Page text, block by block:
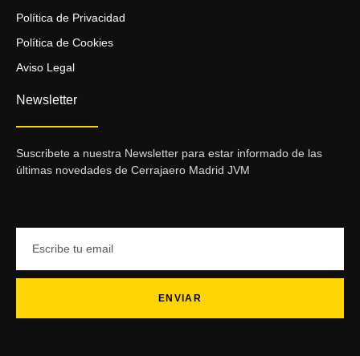
Política de Privacidad
Política de Cookies
Aviso Legal
Newsletter
Suscribete a nuestra Newsletter para estar informado de las
últimas novedades de Cerrajaero Madrid JVM
ENVIAR